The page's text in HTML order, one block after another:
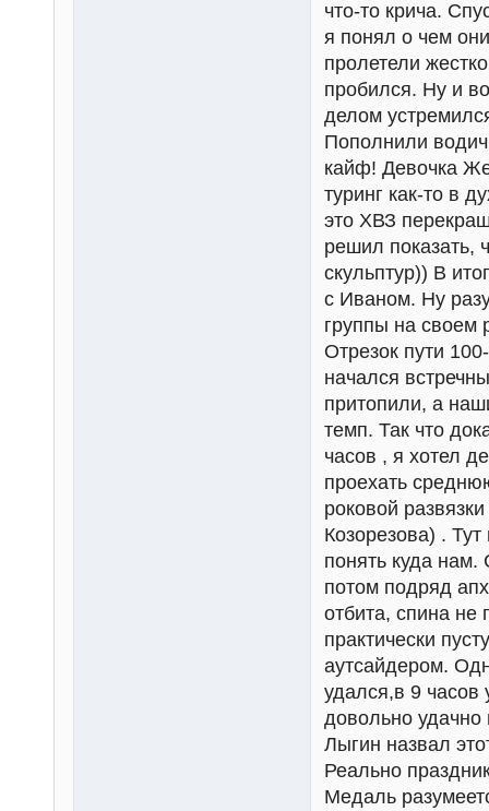
что-то крича.
я понял о чем
пролетели
пробился. Ну и
делом
Пополнили
кайф! Девочка
туринг как-то в
это ХВЗ
решил показать,
скульптур)) В
с Иваном. Ну
группы на своем
Отрезок пути
начался
притопили, а
темп. Так что
часов , я хотел
проехать
роковой
Козорезова) .
понять куда
потом подряд
отбита, спина не
практически
аутсайдером.
удался,в 9
довольно
Лыгин назвал
Реально
Медаль